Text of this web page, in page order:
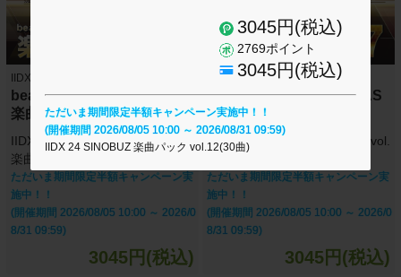
3045円(税込)
2769ポイント
3045円(税込)
ただいま期間限定半額キャンペーン実施中！！
(開催期間 2026/08/05 10:00 ～ 2026/08/31 09:59)
IIDX 24 SINOBUZ 楽曲パック vol.12(30曲)
IIDX INFINITAS
beatmania IIDX INFINITAS
楽曲パック vol.18
IIDX 26 Rootage +セレクション
楽曲パック vol.18(30曲)
ただいま期間限定半額キャンペーン実
施中！！
(開催期間 2026/08/05 10:00 ～ 2026/0
8/31 09:59)
3045円(税込)
IIDX INFINITAS
beatmania IIDX INFINITAS
楽曲パック vol.17
IIDX 26 Rootage 楽曲パック vol.
ただいま期間限定半額キャンペーン実
施中！！
(開催期間 2026/08/05 10:00 ～ 2026/0
8/31 09:59)
3045円(税込)